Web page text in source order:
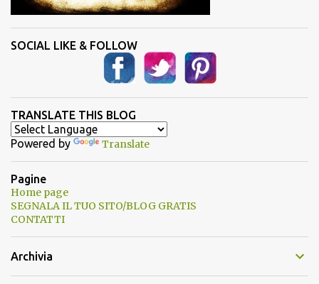
SOCIAL LIKE & FOLLOW
TRANSLATE THIS BLOG
Powered by Translate
Pagine
Home page
SEGNALA IL TUO SITO/BLOG GRATIS
CONTATTI
Archivia